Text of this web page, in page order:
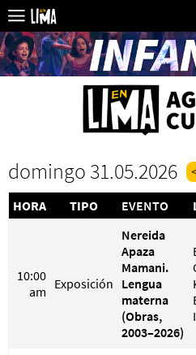
domingo 31.05.2026
HORA TIPO EVENTO
10:00
am Exposición
Nereida
Apaza
Mamani.
Lengua
materna
(Obras,
2003–2026)